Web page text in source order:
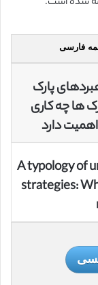
فارسی
پارک
ها چه کاری
دارد
A typology of
strategies: